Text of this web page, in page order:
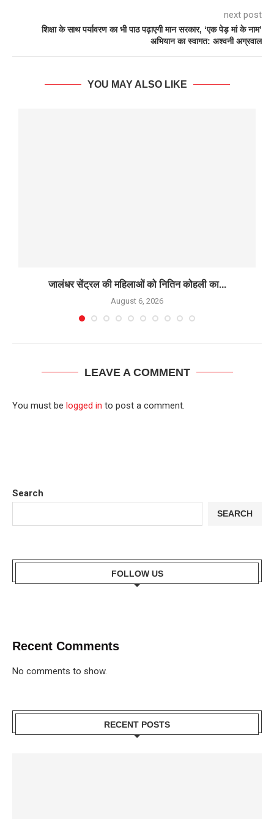
next post
शिक्षा के साथ पर्यावरण का भी पाठ पढ़ाएगी मान सरकार, ‘एक पेड़ मां के नाम’
अभियान का स्वागत: अश्वनी अग्रवाल
YOU MAY ALSO LIKE
जालंधर सेंट्रल की महिलाओं को नितिन कोहली का...
August 6, 2026
LEAVE A COMMENT
You must be logged in to post a comment.
Search
SEARCH
FOLLOW US
Recent Comments
No comments to show.
RECENT POSTS